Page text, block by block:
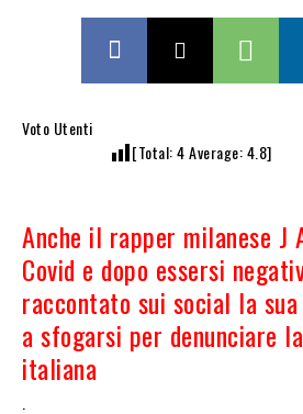
Voto Utenti
[Total:4Average:4.8]
Anche il rapper milanese J
Covid e dopo essersi
raccontato sui social la
a sfogarsi per denunciare
italiana